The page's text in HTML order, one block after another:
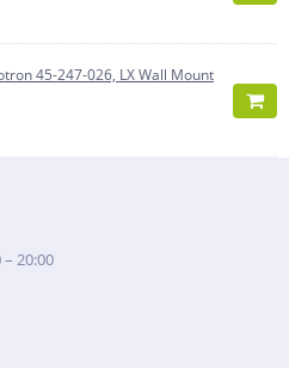
45-247-026, LX Wall Mount
20:00